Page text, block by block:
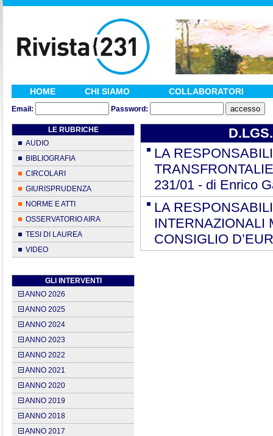
HOME CHI SIAMO COLLABORATORI
Email: Password:
LE RUBRICHE
AUDIO
BIBLIOGRAFIA
CIRCOLARI
GIURISPRUDENZA
NORME E ATTI
OSSERVATORIO AIRA
TESI DI LAUREA
VIDEO
GLI INTERVENTI
ANNO 2026
ANNO 2025
ANNO 2024
ANNO 2023
ANNO 2022
ANNO 2021
ANNO 2020
ANNO 2019
ANNO 2018
ANNO 2017
LA
231/01 - di Enrico
LA
INTERNAZIONALI
CONSIGLIO